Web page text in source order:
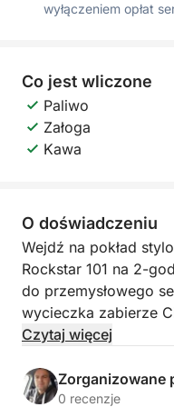
wyłączeniem opłat
Co jest wliczone
Paliwo
Załoga
Kawa
O doświadczeniu
Wejdź na pokład
Rockstar 101 na 2-
do przemysłowego
wycieczka zabierze
aby odkryć Wyspę
morskiego — obecnie
przypomnienie
Czytaj więcej
Zorganizowane
0 recenzje